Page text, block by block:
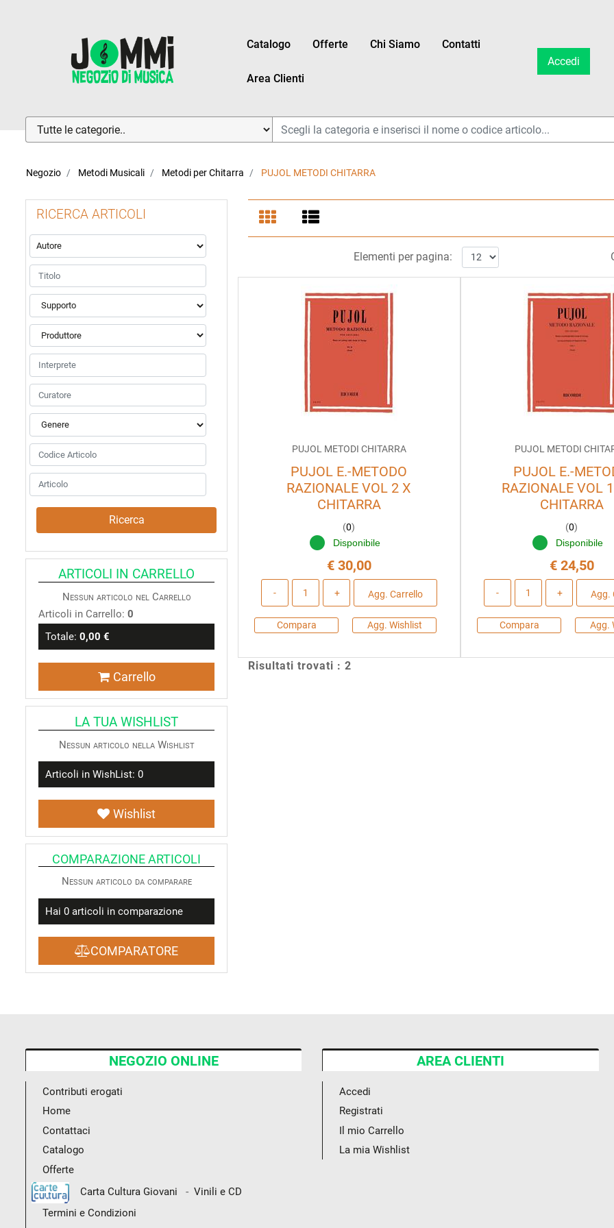
Catalogo Offerte Chi Siamo Contatti
Area Clienti
Accedi
La modifica di un filtro aggiorna automaticamente gli altri filtri disponibili.
Negozio Metodi Musicali Metodi per Chitarra PUJOL METODI CHITARRA
RICERCA ARTICOLI
La modifica di un filtro aggiorna automaticamente gli altri filtri disponibili.
ARTICOLI IN CARRELLO
Nessun articolo nel Carrello
Articoli in Carrello: 0
Totale: 0,00 €
Carrello
LA TUA WISHLIST
Nessun articolo nella Wishlist
Articoli in WishList: 0
Wishlist
COMPARAZIONE ARTICOLI
Nessun articolo da comparare
Hai 0 articoli in comparazione
COMPARATORE
Elementi per pagina:
PUJOL METODI CHITARRA
PUJOL E.-METODO
RAZIONALE VOL 2 X
CHITARRA
(0)
Disponibile
€ 30,00
Agg. Carrello
Compara Agg. Wishlist
PUJOL METODI
PUJOL E.-
RAZIONALE VOL
CHITARRA
(0)
Disponibile
€ 24,50
Agg.
Compara Agg.
Risultati trovati : 2
NEGOZIO ONLINE
Contributi erogati
Home
Contattaci
Catalogo
Offerte
Carta Cultura Giovani
- Vinili e CD
Termini e Condizioni
AREA CLIENTI
Accedi
Registrati
Il mio Carrello
La mia Wishlist